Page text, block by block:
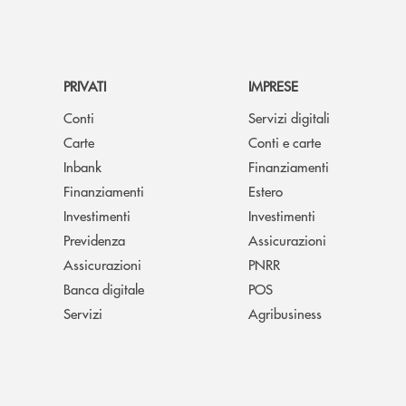
PRIVATI
Conti
Carte
Inbank
Finanziamenti
Investimenti
Previdenza
Assicurazioni
Banca digitale
Servizi
IMPRESE
Servizi digitali
Conti e carte
Finanziamenti
Estero
Investimenti
Assicurazioni
PNRR
POS
Agribusiness